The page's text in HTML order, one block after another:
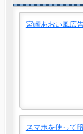
宮崎あおい風広
スマホを使って